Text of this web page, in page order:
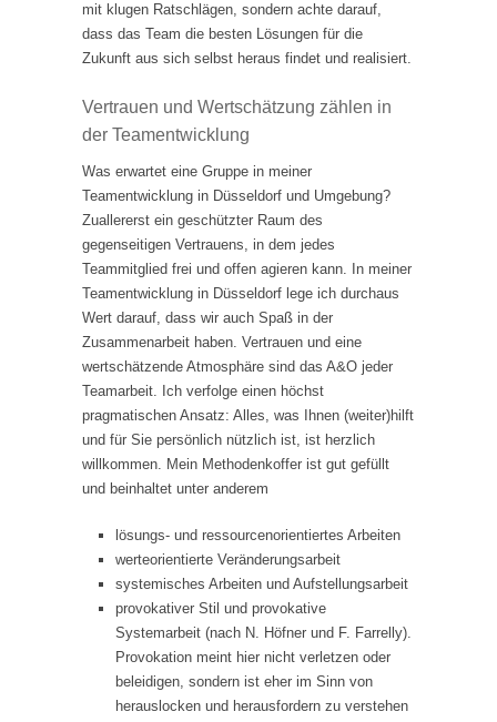
mit klugen Ratschlägen, sondern achte darauf,
dass das Team die besten Lösungen für die
Zukunft aus sich selbst heraus findet und realisiert.
Vertrauen und Wertschätzung zählen in
der Teamentwicklung
Was erwartet eine Gruppe in meiner
Teamentwicklung in Düsseldorf und Umgebung?
Zuallererst ein geschützter Raum des
gegenseitigen Vertrauens, in dem jedes
Teammitglied frei und offen agieren kann. In meiner
Teamentwicklung in Düsseldorf lege ich durchaus
Wert darauf, dass wir auch Spaß in der
Zusammenarbeit haben. Vertrauen und eine
wertschätzende Atmosphäre sind das A&O jeder
Teamarbeit. Ich verfolge einen höchst
pragmatischen Ansatz: Alles, was Ihnen (weiter)hilft
und für Sie persönlich nützlich ist, ist herzlich
willkommen. Mein Methodenkoffer ist gut gefüllt
und beinhaltet unter anderem
lösungs- und ressourcenorientiertes Arbeiten
werteorientierte Veränderungsarbeit
systemisches Arbeiten und Aufstellungsarbeit
provokativer Stil und provokative
Systemarbeit (nach N. Höfner und F. Farrelly).
Provokation meint hier nicht verletzen oder
beleidigen, sondern ist eher im Sinn von
herauslocken und herausfordern zu verstehen